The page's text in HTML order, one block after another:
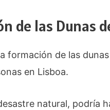
de las Dunas
formación de las
en Lisboa.
natural, podría